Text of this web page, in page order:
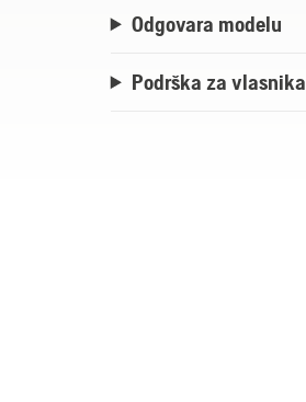
Odgovara modelu
Podrška za vlasnika